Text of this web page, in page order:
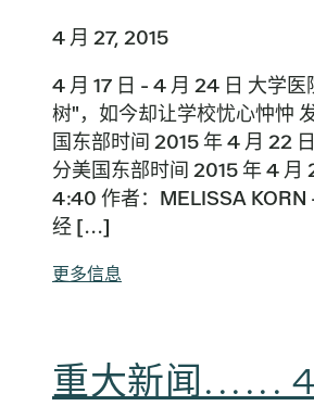
4 月 27, 2015
4 月 17 日 - 4 月 24 日 大学医
树"，如今却让学校忧心忡忡
国东部时间 2015 年 4 月 22
分美国东部时间 2015 年 4 月
4:40 作者：MELISSA KORN
经 [...]
更多信息
重大新闻......